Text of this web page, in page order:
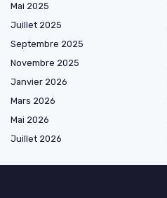
Mai 2025
Juillet 2025
Septembre 2025
Novembre 2025
Janvier 2026
Mars 2026
Mai 2026
Juillet 2026